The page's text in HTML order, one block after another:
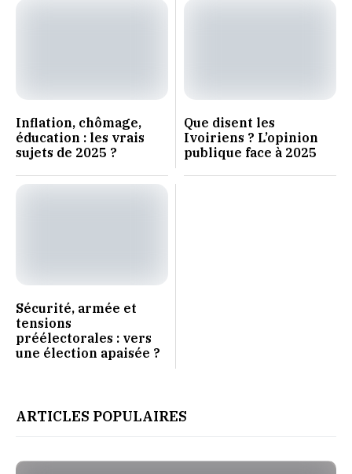
Inflation, chômage,
éducation : les vrais
sujets de 2025 ?
Que disent les
Ivoiriens ? L’opinion
publique face à 2025
Sécurité, armée et
tensions
préélectorales : vers
une élection apaisée ?
ARTICLES POPULAIRES